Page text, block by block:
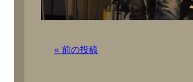
« 前の投稿